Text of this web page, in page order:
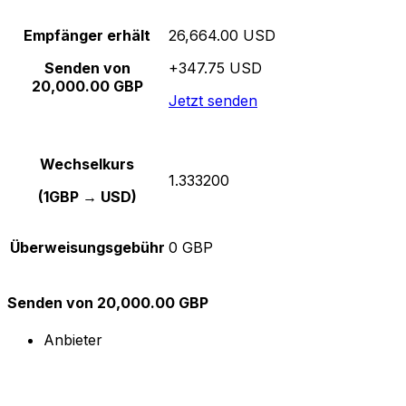
Empfänger erhält
Senden von
20,000.00 GBP
26,664.00 USD
+347.75 USD
Jetzt senden
Wechselkurs
(1GBP → USD)
1.333200
Überweisungsgebühr 0 GBP
Senden von 20,000.00 GBP
Anbieter